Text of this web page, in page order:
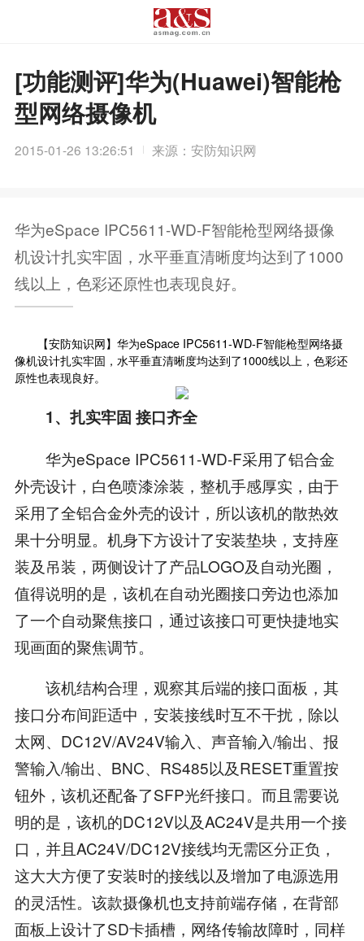
[功能测评]华为(Huawei)智能枪
型网络摄像机
2015-01-26 13:26:51 来源：安防知识网
华为eSpace IPC5611-WD-F智能枪型网络摄像
机设计扎实牢固，水平垂直清晰度均达到了1000
线以上，色彩还原性也表现良好。
【安防知识网】华为eSpace IPC5611-WD-F智能枪型网络摄
像机设计扎实牢固，水平垂直清晰度均达到了1000线以上，色彩还
原性也表现良好。
1、扎实牢固 接口齐全
华为eSpace IPC5611-WD-F采用了铝合金
外壳设计，白色喷漆涂装，整机手感厚实，由于
采用了全铝合金外壳的设计，所以该机的散热效
果十分明显。机身下方设计了安装垫块，支持座
装及吊装，两侧设计了产品LOGO及自动光圈，
值得说明的是，该机在自动光圈接口旁边也添加
了一个自动聚焦接口，通过该接口可更快捷地实
现画面的聚焦调节。
该机结构合理，观察其后端的接口面板，其
接口分布间距适中，安装接线时互不干扰，除以
太网、DC12V/AV24V输入、声音输入/输出、报
警输入/输出、BNC、RS485以及RESET重置按
钮外，该机还配备了SFP光纤接口。而且需要说
明的是，该机的DC12V以及AC24V是共用一个接
口，并且AC24V/DC12V接线均无需区分正负，
这大大方便了安装时的接线以及增加了电源选用
的灵活性。该款摄像机也支持前端存储，在背部
面板上设计了SD卡插槽，网络传输故障时，同样